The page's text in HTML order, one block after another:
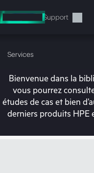
au
contenu
Support
Services
Bienvenue dans la
vous pourrez
études de cas et bien
derniers produits HPE